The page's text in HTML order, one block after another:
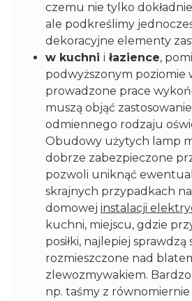
czemu nie tylko
ale podkreślimy
dekoracyjne elementy
w kuchni i łazience,
podwyższonym poziomie
prowadzone prace
muszą objąć
odmiennego rodzaju
Obudowy użytych lamp
dobrze zabezpieczone
pozwoli uniknąć
skrajnych przypadkach
domowej instalacji
kuchni, miejscu, gdzie
posiłki, najlepiej sprawdzą
rozmieszczone nad
zlewozmywakiem.
np. taśmy z równomiernie